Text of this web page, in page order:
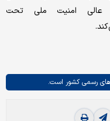
عالی امنیت ملی تحت
رسمی کشور است.